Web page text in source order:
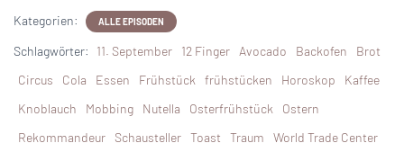
Kategorien: ALLE EPISODEN
Schlagwörter: 11. September 12 Finger Avocado Backofen
Brot
Circus
Cola Essen Frühstück frühstücken Horoskop
Kaffee
Knoblauch
Mobbing Nutella Osterfrühstück
Ostern
Rekommandeur Schausteller Toast Traum
World Trade Center